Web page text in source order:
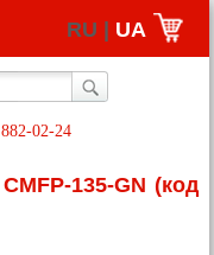
RU | UA
882-02-24
135-GN (код